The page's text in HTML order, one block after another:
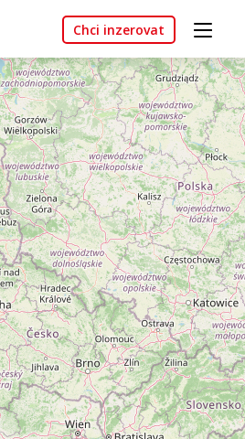
Chci inzerovat